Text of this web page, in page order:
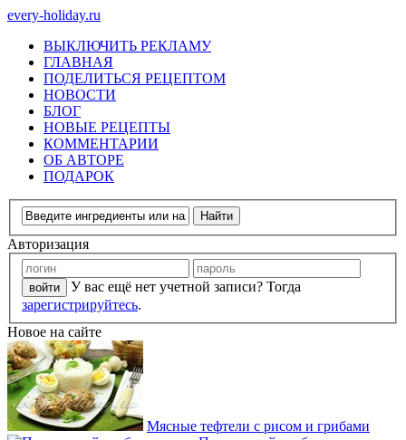
every-holiday.ru
ВЫКЛЮЧИТЬ РЕКЛАМУ
ГЛАВНАЯ
ПОДЕЛИТЬСЯ РЕЦЕПТОМ
НОВОСТИ
БЛОГ
НОВЫЕ РЕЦЕПТЫ
КОММЕНТАРИИ
ОБ АВТОРЕ
ПОДАРОК
Авторизация
У вас ещё нет учетной записи? Тогда
зарегистрируйтесь.
Новое на сайте
Мясные тефтели с рисом и грибами